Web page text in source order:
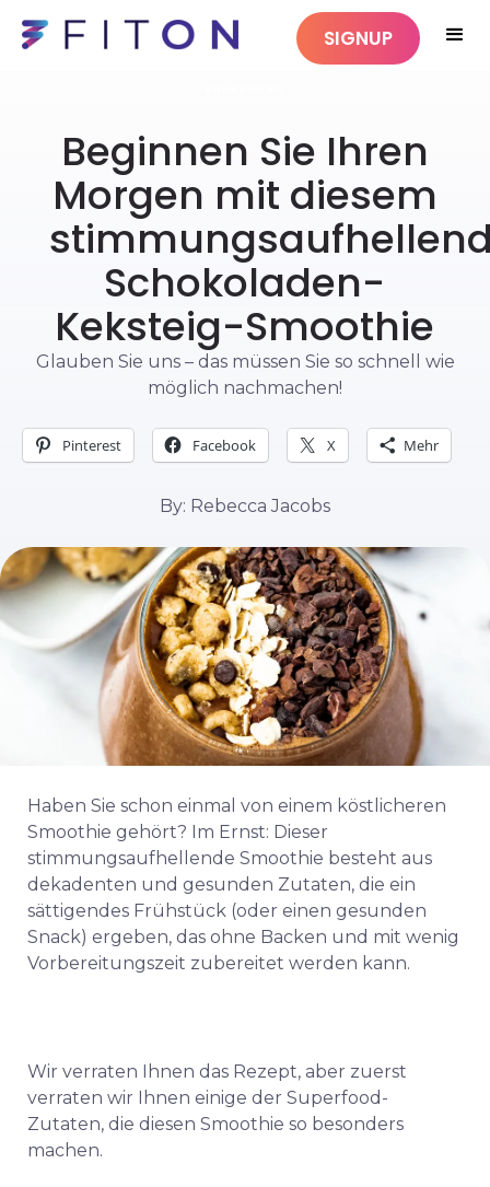
SIGNUP
Beginnen Sie Ihren
Morgen mit diesem
Schokoladen-
Keksteig-Smoothie
Glauben Sie uns – das müssen Sie so schnell wie
möglich nachmachen!
Pinterest Facebook X Mehr
By: Rebecca Jacobs
Haben Sie schon einmal von einem köstlicheren
Smoothie gehört? Im Ernst: Dieser
stimmungsaufhellende Smoothie besteht aus
dekadenten und gesunden Zutaten, die ein
sättigendes Frühstück (oder einen gesunden
Snack) ergeben, das ohne Backen und mit wenig
Vorbereitungszeit zubereitet werden kann.
Wir verraten Ihnen das Rezept, aber zuerst
verraten wir Ihnen einige der Superfood-
Zutaten, die diesen Smoothie so besonders
machen.